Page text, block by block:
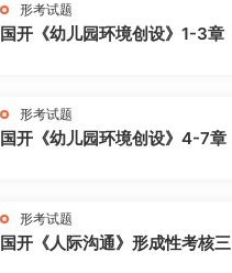
形考试题
国开《幼儿园环境创设》1-3章
形考试题
国开《幼儿园环境创设》4-7章
形考试题
国开《人际沟通》形成性考核三